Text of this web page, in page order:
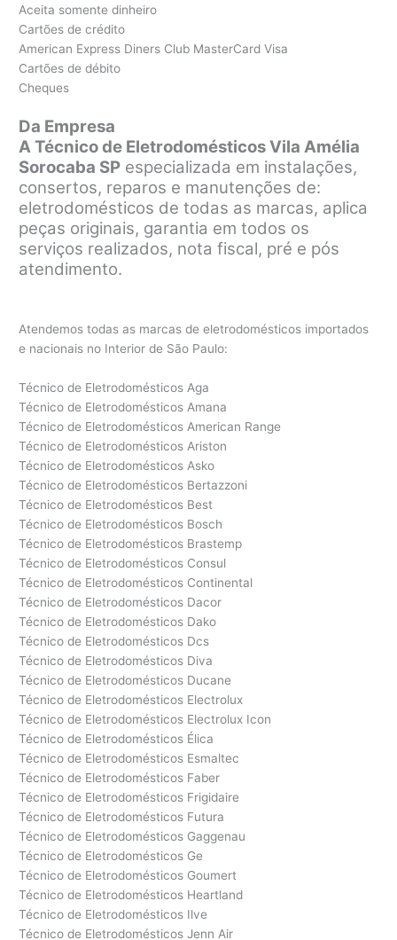
Aceita somente dinheiro
Cartões de crédito
American Express Diners Club MasterCard Visa
Cartões de débito
Cheques
Da Empresa
A Técnico de Eletrodomésticos Vila Amélia
Sorocaba SP especializada em instalações,
consertos, reparos e manutenções de:
eletrodomésticos de todas as marcas, aplica
peças originais, garantia em todos os
serviços realizados, nota fiscal, pré e pós
atendimento.
Atendemos todas as marcas de eletrodomésticos importados
e nacionais no Interior de São Paulo:
Técnico de Eletrodomésticos Aga
Técnico de Eletrodomésticos Amana
Técnico de Eletrodomésticos American Range
Técnico de Eletrodomésticos Ariston
Técnico de Eletrodomésticos Asko
Técnico de Eletrodomésticos Bertazzoni
Técnico de Eletrodomésticos Best
Técnico de Eletrodomésticos Bosch
Técnico de Eletrodomésticos Brastemp
Técnico de Eletrodomésticos Consul
Técnico de Eletrodomésticos Continental
Técnico de Eletrodomésticos Dacor
Técnico de Eletrodomésticos Dako
Técnico de Eletrodomésticos Dcs
Técnico de Eletrodomésticos Diva
Técnico de Eletrodomésticos Ducane
Técnico de Eletrodomésticos Electrolux
Técnico de Eletrodomésticos Electrolux Icon
Técnico de Eletrodomésticos Élica
Técnico de Eletrodomésticos Esmaltec
Técnico de Eletrodomésticos Faber
Técnico de Eletrodomésticos Frigidaire
Técnico de Eletrodomésticos Futura
Técnico de Eletrodomésticos Gaggenau
Técnico de Eletrodomésticos Ge
Técnico de Eletrodomésticos Goumert
Técnico de Eletrodomésticos Heartland
Técnico de Eletrodomésticos Ilve
Técnico de Eletrodomésticos Jenn Air